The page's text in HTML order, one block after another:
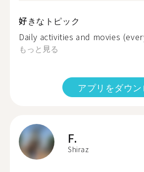
好きなトピック
Daily activities and movies
もっと見る
アプリをダウ
F.
Shiraz